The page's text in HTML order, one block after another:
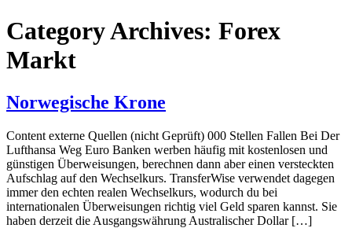
Category Archives: Forex
Markt
Norwegische Krone
Content externe Quellen (nicht Geprüft) 000 Stellen Fallen Bei Der
Lufthansa Weg Euro Banken werben häufig mit kostenlosen und
günstigen Überweisungen, berechnen dann aber einen versteckten
Aufschlag auf den Wechselkurs. TransferWise verwendet dagegen
immer den echten realen Wechselkurs, wodurch du bei
internationalen Überweisungen richtig viel Geld sparen kannst. Sie
haben derzeit die Ausgangswährung Australischer Dollar […]